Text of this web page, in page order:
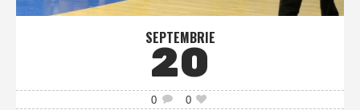
SEPTEMBRIE
20
0 0